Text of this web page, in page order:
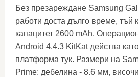
Без презареждане Samsung
работи доста дълго време, тъй
капацитет 2600 mAh.
Android 4.4.3 KitKat действа
платформа тук. Размери на
Prime: дебелина - 8.6 мм,